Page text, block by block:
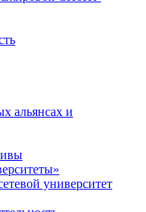
альянсах и
университет